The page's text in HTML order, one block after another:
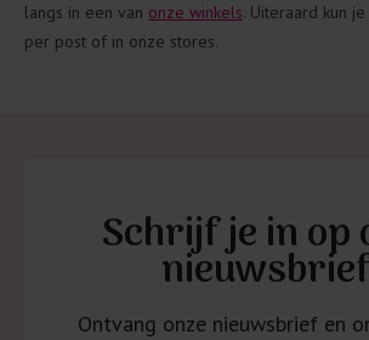
langs in een van onze winkels. Uiteraard kun
per post of in onze stores.
Schrijf je in op
Ontvang onze nieuwsbrief en